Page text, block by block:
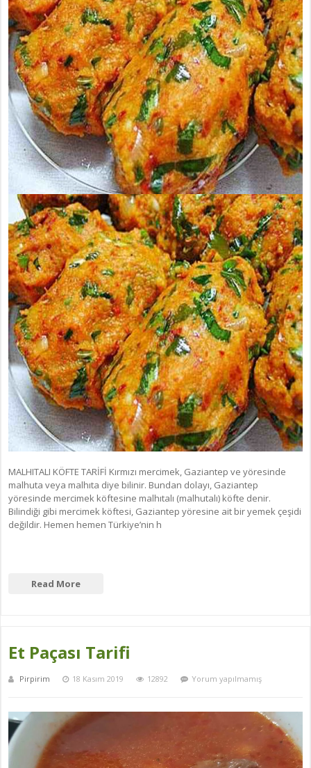
MALHITALI KÖFTE TARİFİ Kırmızı mercimek, Gaziantep ve yöresinde
malhuta veya malhıta diye bilinir. Bundan dolayı, Gaziantep
yöresinde mercimek köftesine malhıtalı (malhutalı) köfte denir.
Bilindiği gibi mercimek köftesi, Gaziantep yöresine ait bir yemek çeşidi
değildir. Hemen hemen Türkiye’nin h
Read More
Et Paçası Tarifi
Pirpirim 18 Kasım 2019 12892 Yorum yapılmamış